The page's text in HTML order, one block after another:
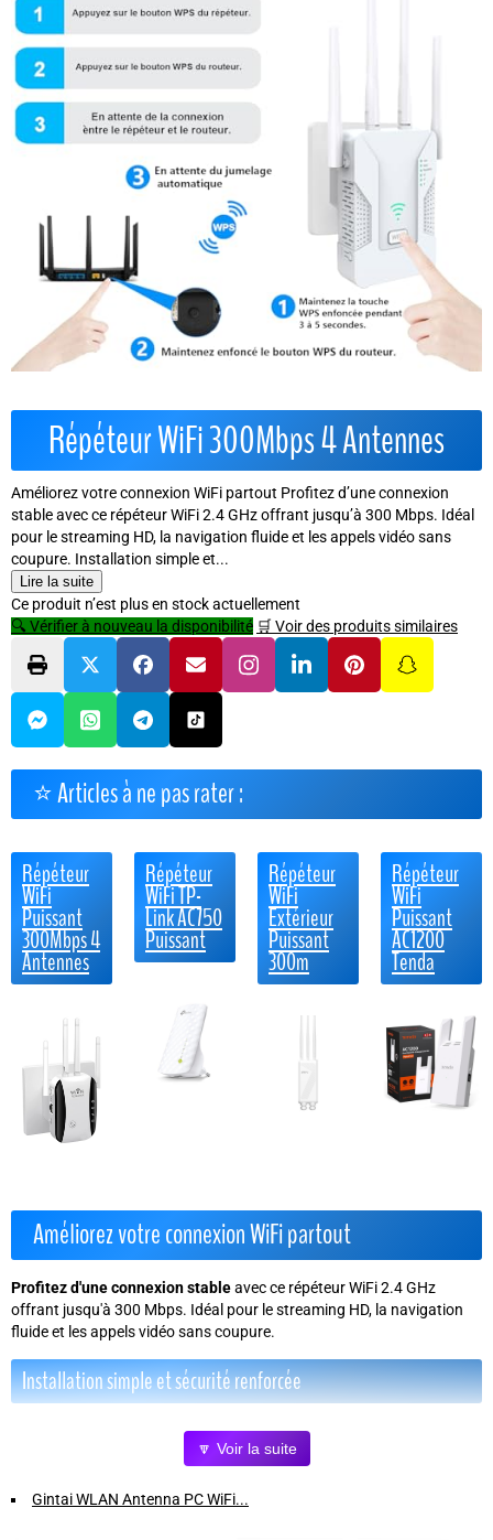
Répéteur WiFi 300Mbps 4 Antennes
Améliorez votre connexion WiFi partout Profitez d’une connexion
stable avec ce répéteur WiFi 2.4 GHz offrant jusqu’à 300 Mbps. Idéal
pour le streaming HD, la navigation fluide et les appels vidéo sans
coupure. Installation simple et...
Lire la suite
Ce produit n’est plus en stock actuellement
🔍 Vérifier à nouveau la disponibilité 🛒 Voir des produits similaires
⭐ Articles à ne pas rater :
Répéteur
WiFi
Puissant
300Mbps 4
Antennes
Répéteur
WiFi TP-
Link AC750
Puissant
Répéteur
WiFi
Extérieur
Puissant
300m
Répéteur
WiFi
Puissant
AC1200
Tenda
Améliorez votre connexion WiFi partout
Profitez d'une connexion stableavec ce répéteur WiFi 2.4 GHz
offrant jusqu'à 300 Mbps. Idéal pour le streaming HD, la navigation
fluide et les appels vidéo sans coupure.
Installation simple et sécurité renforcée
Configuration rapide, sans compétence technique
Compatible avec toutes les box internet, y compris fibre
🔽 Voir la suite
Gintai WLAN Antenna PC WiFi...